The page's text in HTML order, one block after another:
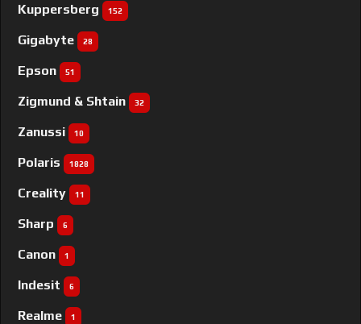
Kuppersberg 152
Gigabyte 28
Epson 51
Zigmund & Shtain 32
Zanussi 10
Polaris 1828
Creality 11
Sharp 6
Canon 1
Indesit 6
Realme 1